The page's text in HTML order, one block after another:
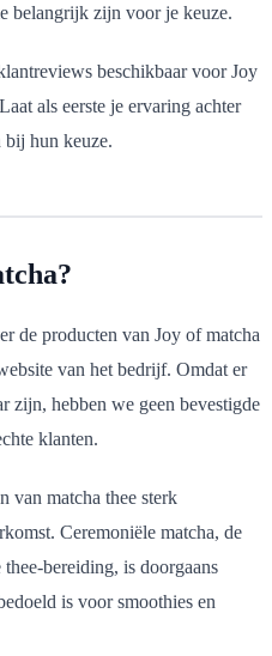
belangrijk zijn voor je keuze.
beschikbaar voor Joy
als eerste je ervaring achter
bij hun keuze.
de producten van Joy of matcha
van het bedrijf. Omdat er
zijn, hebben we geen bevestigde
klanten.
van matcha thee sterk
Ceremoniële matcha, de
bereiding, is doorgaans
is voor smoothies en